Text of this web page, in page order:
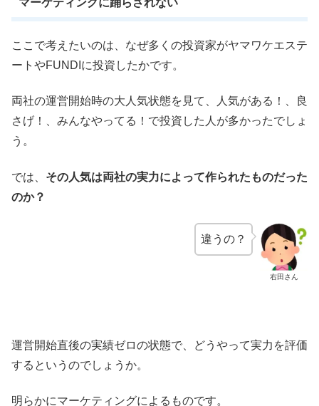
マーケティングに踊らされない
ここで考えたいのは、なぜ多くの投資家がヤマワケエステ
ートやFUNDIに投資したかです。
両社の運営開始時の大人気状態を見て、人気がある！、良
さげ！、みんなやってる！で投資した人が多かったでしょ
う。
では、 その人気は両社の実力によって作られたものだった
のか？
右田さん
違うの？
運営開始直後の実績ゼロの状態で、どうやって実力を評価
するというのでしょうか。
明らかにマーケティングによるものです。